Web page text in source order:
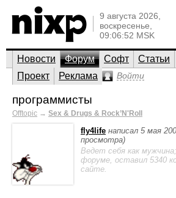
9 августа 2026,
воскресенье,
09:06:52 MSK
Новости Форум Софт Статьи
Проект
Реклама Войти
программисты
Offtopic → Sex & Drugs & Rock’N'Roll
fly4life написал 5 мая
просмотра)
Ведет себя как
форуме, оставил 5340
сайте.